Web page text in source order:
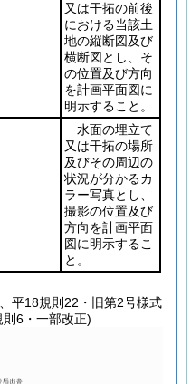
又は干拓の前後
における当該土
地の縦断図及び
横断図とし、そ
の位置及び方向
を計画平面図に
明示すること。
水面の埋立て
又は干拓の場所
及びその周辺の
状況が分かるカ
ラー写真とし、
撮影の位置及び
方向を計画平面
図に明示するこ
と。
平18規則22・旧第2号様式
6・一部改正)